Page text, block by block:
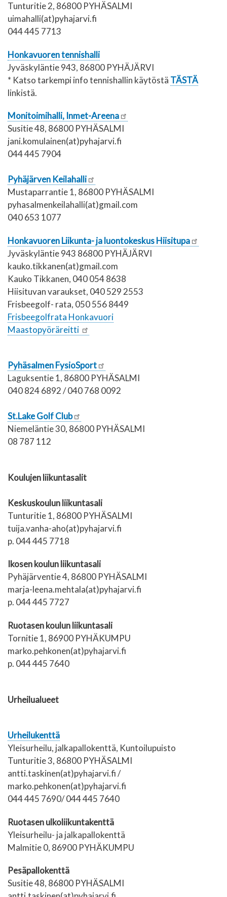
Tunturitie 2, 86800 PYHÄSALMI
uimahalli(at)pyhajarvi.fi
044 445 7713
Honkavuoren tennishalli
Jyväskyläntie 943, 86800 PYHÄJÄRVI
* Katso tarkempi info tennishallin käytöstä TÄSTÄ
linkistä.
Monitoimihalli, Inmet-Areena
Susitie 48, 86800 PYHÄSALMI
jani.komulainen(at)pyhajarvi.fi
044 445 7904
Pyhäjärven Keilahalli
Mustaparrantie 1, 86800 PYHÄSALMI
pyhasalmenkeilahalli(at)gmail.com
040 653 1077
Honkavuoren Liikunta- ja luontokeskus Hiisitupa
Jyväskyläntie 943 86800 PYHÄJÄRVI
kauko.tikkanen(at)gmail.com
Kauko Tikkanen, 040 054 8638
Hiisituvan varaukset, 040 529 2553
Frisbeegolf- rata, 050 556 8449
Frisbeegolfrata Honkavuori
Maastopyöräreitti
Pyhäsalmen FysioSport
Laguksentie 1, 86800 PYHÄSALMI
040 824 6892 / 040 768 0092
St.Lake Golf Club
Niemeläntie 30, 86800 PYHÄSALMI
08 787 112
Koulujen liikuntasalit
Keskuskoulun liikuntasali
Tunturitie 1, 86800 PYHÄSALMI
tuija.vanha-aho(at)pyhajarvi.fi
p. 044 445 7718
Ikosen koulun liikuntasali
Pyhäjärventie 4, 86800 PYHÄSALMI
marja-leena.mehtala(at)pyhajarvi.fi
p. 044 445 7727
Ruotasen koulun liikuntasali
Tornitie 1, 86900 PYHÄKUMPU
marko.pehkonen(at)pyhajarvi.fi
p. 044 445 7640
Urheilualueet
Urheilukenttä
Yleisurheilu, jalkapallokenttä, Kuntoilupuisto
Tunturitie 3, 86800 PYHÄSALMI
antti.taskinen(at)pyhajarvi.fi /
marko.pehkonen(at)pyhajarvi.fi
044 445 7690/ 044 445 7640
Ruotasen ulkoliikuntakenttä
Yleisurheilu- ja jalkapallokenttä
Malmitie 0, 86900 PYHÄKUMPU
Pesäpallokenttä
Susitie 48, 86800 PYHÄSALMI